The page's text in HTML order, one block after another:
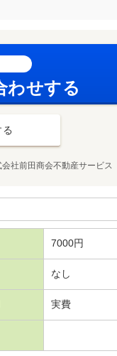
わせする
社前田商会不動産サービス
7000円
なし
実費